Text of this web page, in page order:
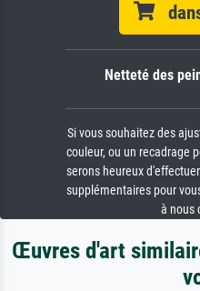
Netteté des
Si vous souhaitez des
couleur, ou un recadrage
serons heureux
supplémentaires pour
à nous
Œuvres d'art